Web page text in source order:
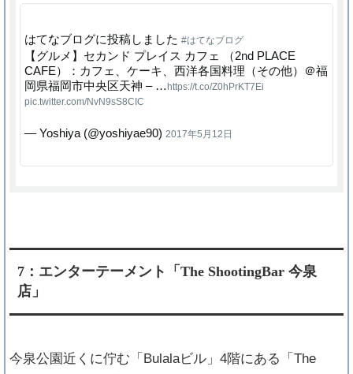
はてなブログに投稿しました#はてなブログ
【グルメ】セカンド プレイス カフェ （2nd PLACE
CAFE）：カフェ、ケーキ、西洋各国料理（その他）＠福
岡県福岡市中央区天神 – …https://t.co/Z0hPrKT7Ei
pic.twitter.com/NvN9sS8CIC
— Yoshiya (@yoshiyae90)2017年5月12日
7：エンターテーメント「The ShootingBar 今泉
店」
今泉公園近くに佇む「Bulalaビル」4階にある「The